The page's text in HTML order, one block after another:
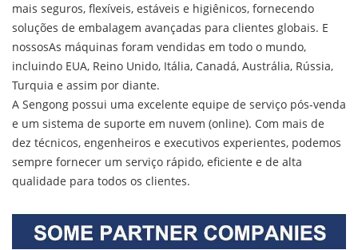
mais seguros, flexíveis, estáveis e higiênicos, fornecendo
soluções de embalagem avançadas para clientes globais. E
nossosAs máquinas foram vendidas em todo o mundo,
incluindo EUA, Reino Unido, Itália, Canadá, Austrália, Rússia,
Turquia e assim por diante.
A Sengong possui uma excelente equipe de serviço pós-venda
e um sistema de suporte em nuvem (online). Com mais de
dez técnicos, engenheiros e executivos experientes, podemos
sempre fornecer um serviço rápido, eficiente e de alta
qualidade para todos os clientes.